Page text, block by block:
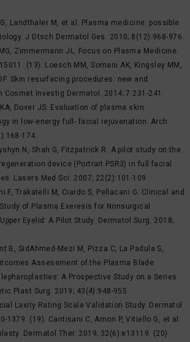
Landthaler M, et al. Plasma medicine: possible
J Dtsch Dermatol Ges. 2010; 8(12):968-976.
Zimmermann JL. Focus on Plasma Medicine.
(13). Loesch MM, Somani AK, Kingsley MM,
Skin resurfacing procedures: new and
Cosmet Investig Dermatol. 2014; 7:231-241.
Dover JS. Evaluation of plasma skin
in low-energy full- facial rejuvenation. Arch
174.
N, Shah G, Fitzpatrick R. A pilot study on the
device (Portrait PSR3) in full facial
Lasers Med Sci. 2007; 22(2):101-109.
F, Trakatelli M, Ciardo S, Pellacani G. Clinical and
of Plasma Exeresis for Nonsurgical
Eyelid: A Pilot Study. Dermatol Surg. 2018;
B, SidAhmed-Mezi M, Pizza C, La Padula S,
Assessment of the Plasma Blade
A Prospective Study on a Series
Plast Surg. 2019; 43(4):948-955.
Laxity Rating Scale Validation Study. Dermatol
1379. (19). Cantisani C, Amori P, Vitiello G, et al.
Dermatol Ther. 2019; 32(6):e13119. (20).